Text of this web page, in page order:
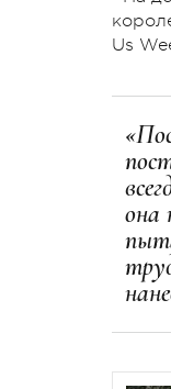
Us
она